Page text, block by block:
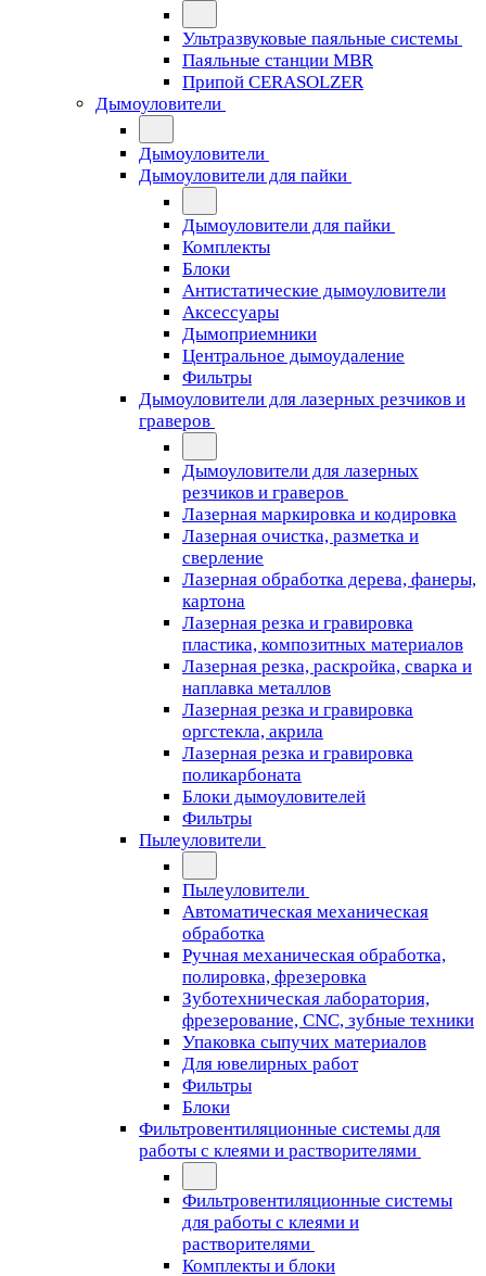
Ультразвуковые паяльные системы
Паяльные станции MBR
Припой CERASOLZER
Дымоуловители
Дымоуловители
Дымоуловители для пайки
Дымоуловители для пайки
Комплекты
Блоки
Антистатические дымоуловители
Аксессуары
Дымоприемники
Центральное дымоудаление
Фильтры
Дымоуловители для лазерных резчиков и
граверов
Дымоуловители для лазерных
резчиков и граверов
Лазерная маркировка и кодировка
Лазерная очистка, разметка и
сверление
Лазерная обработка дерева, фанеры,
картона
Лазерная резка и гравировка
пластика, композитных материалов
Лазерная резка, раскройка, сварка и
наплавка металлов
Лазерная резка и гравировка
оргстекла, акрила
Лазерная резка и гравировка
поликарбоната
Блоки дымоуловителей
Фильтры
Пылеуловители
Пылеуловители
Автоматическая механическая
обработка
Ручная механическая обработка,
полировка, фрезеровка
Зуботехническая лаборатория,
фрезерование, CNC, зубные техники
Упаковка сыпучих материалов
Для ювелирных работ
Фильтры
Блоки
Фильтровентиляционные системы для
работы с клеями и растворителями
Фильтровентиляционные системы
для работы с клеями и
растворителями
Комплекты и блоки